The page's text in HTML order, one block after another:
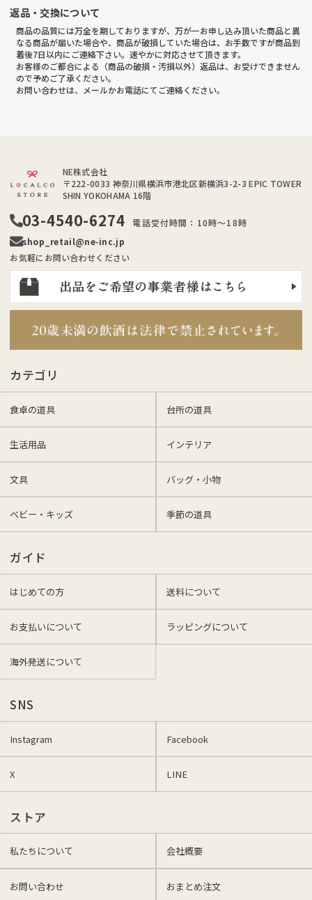
返品・交換について
商品の品質には万全を期しておりますが、万が一お申し込み頂いた商品と異
なる商品が届いた場合や、商品が破損していた場合は、お手数ですが商品到
着後7日以内にご連絡下さい。速やかに対応させて頂きます。
お客様のご都合による（商品の破損・汚損以外）返品は、お受けできません
ので予めご了承ください。
お問い合わせは、メールかお電話にてご連絡ください。
NE株式会社
〒222-0033 神奈川県横浜市港北区新横浜3-2-3 EPIC TOWER
SHIN YOKOHAMA 16階
03-4540-6274
電話受付時間：10時～18時
shop_retail@ne-inc.jp
お気軽にお問い合わせください
カテゴリ
食卓の道具 台所の道具
生活用品 インテリア
文具 バッグ・小物
ベビー・キッズ 季節の道具
ガイド
はじめての方 送料について
お支払いについて ラッピングについて
海外発送について
SNS
Instagram Facebook
X LINE
ストア
私たちについて 会社概要
お問い合わせ おまとめ注文